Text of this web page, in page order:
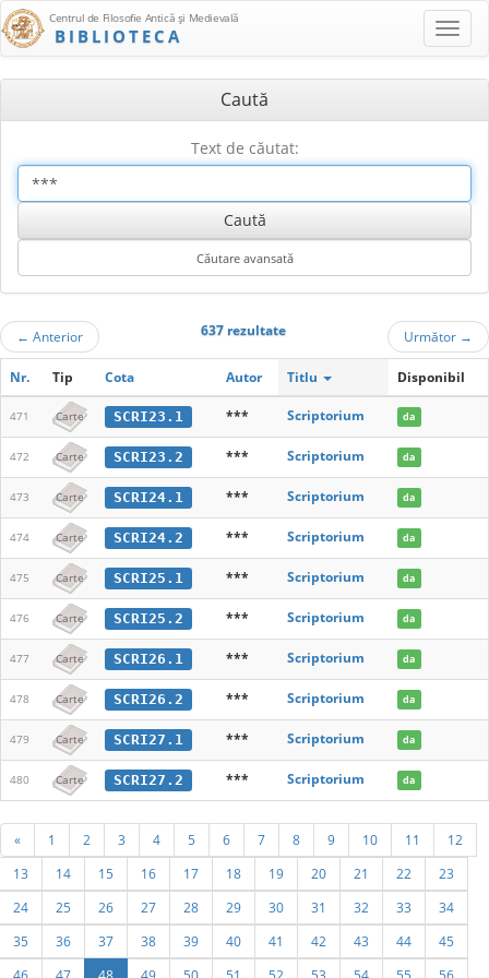
Centrul de Filosofie Antică şi Medievală
BIBLIOTECA
Caută
Text de căutat:
← Anterior 637 rezultate Următor →
Nr. Tip Cota Autor Titlu Disponibil
471 Carte SCRI23.1 *** Scriptorium da
472 Carte SCRI23.2 *** Scriptorium da
473 Carte SCRI24.1 *** Scriptorium da
474 Carte SCRI24.2 *** Scriptorium da
475 Carte SCRI25.1 *** Scriptorium da
476 Carte SCRI25.2 *** Scriptorium da
477 Carte SCRI26.1 *** Scriptorium da
478 Carte SCRI26.2 *** Scriptorium da
479 Carte SCRI27.1 *** Scriptorium da
480 Carte SCRI27.2 *** Scriptorium da
« 1 2 3 4 5 6 7 8 9 10 11
12
13
14 15 16 17 18 19 20 21 22
23
24
25 26 27 28 29 30 31 32 33
34
35
36 37 38 39 40 41 42 43 44
45